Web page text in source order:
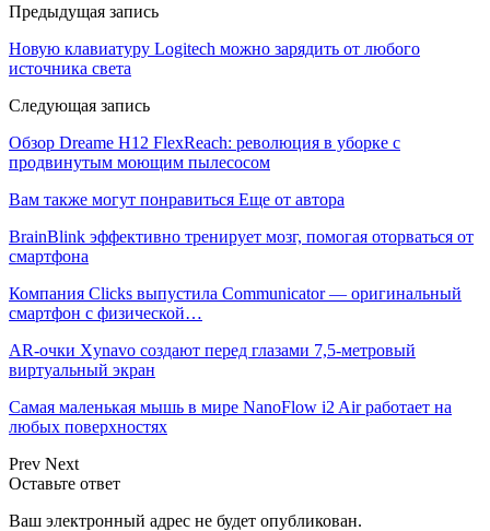
Предыдущая запись
Новую клавиатуру Logitech можно зарядить от любого
источника света
Следующая запись
Обзор Dreame H12 FlexReach: революция в уборке с
продвинутым моющим пылесосом
Вам также могут понравиться Еще от автора
BrainBlink эффективно тренирует мозг, помогая оторваться от
смартфона
Компания Clicks выпустила Communicator — оригинальный
смартфон с физической…
AR-очки Xynavo создают перед глазами 7,5-метровый
виртуальный экран
Самая маленькая мышь в мире NanoFlow i2 Air работает на
любых поверхностях
Prev Next
Оставьте ответ
Ваш электронный адрес не будет опубликован.